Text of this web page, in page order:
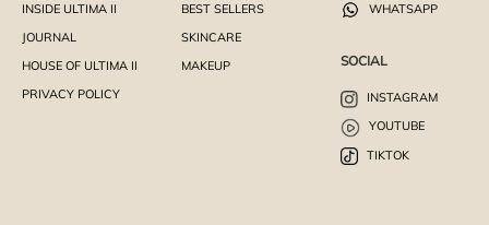
INSIDE ULTIMA II
JOURNAL
HOUSE OF ULTIMA II
PRIVACY POLICY
BEST SELLERS
SKINCARE
MAKEUP
WHATSAPP
SOCIAL
INSTAGRAM
YOUTUBE
TIKTOK